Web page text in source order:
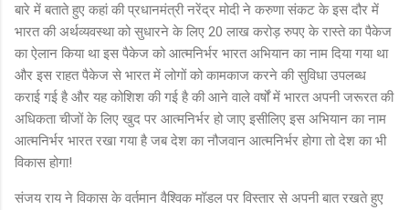
बारे में बताते हुए कहां की प्रधानमंत्री नरेंद्र मोदी ने करुणा संकट के इस दौर में
भारत की अर्थव्यवस्था को सुधारने के लिए 20 लाख करोड़ रुपए के रास्ते का पैकेज
का ऐलान किया था इस पैकेज को आत्मनिर्भर भारत अभियान का नाम दिया गया था
और इस राहत पैकेज से भारत में लोगों को कामकाज करने की सुविधा उपलब्ध
कराई गई है और यह कोशिश की गई है की आने वाले वर्षों में भारत अपनी जरूरत की
अधिकता चीजों के लिए खुद पर आत्मनिर्भर हो जाए इसीलिए इस अभियान का नाम
आत्मनिर्भर भारत रखा गया है जब देश का नौजवान आत्मनिर्भर होगा तो देश का भी
विकास होगा!
संजय राय ने विकास के वर्तमान वैश्विक मॉडल पर विस्तार से अपनी बात रखते हुए